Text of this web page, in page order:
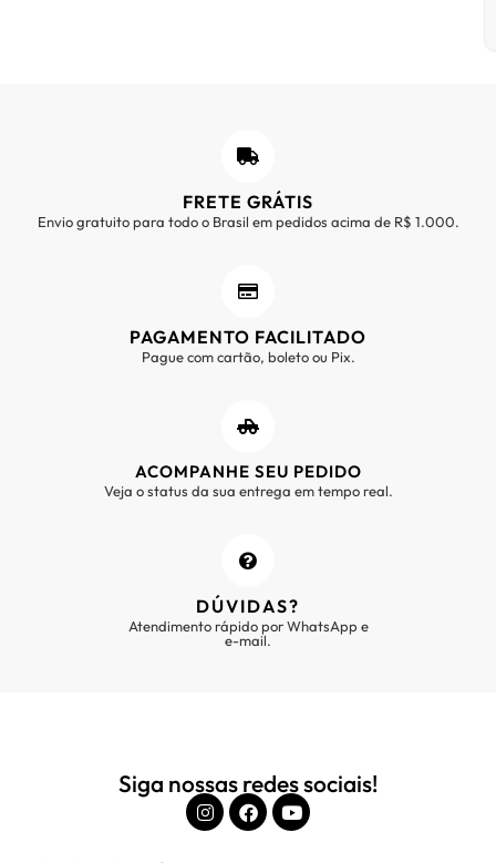
FRETE GRÁTIS
Envio gratuito para todo o Brasil em pedidos acima de R$ 1.000.
PAGAMENTO FACILITADO
Pague com cartão, boleto ou Pix.
ACOMPANHE SEU PEDIDO
Veja o status da sua entrega em tempo real.
DÚVIDAS?
Atendimento rápido por WhatsApp e
e-mail.
Siga nossas redes sociais!